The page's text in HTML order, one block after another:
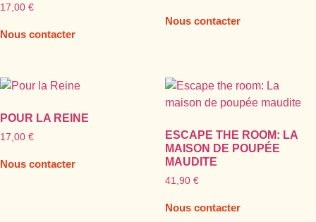
17,00 €
Nous contacter
Nous contacter
POUR LA REINE
17,00 €
Nous contacter
ESCAPE THE ROOM: LA
MAISON DE POUPÉE
MAUDITE
41,90 €
Nous contacter